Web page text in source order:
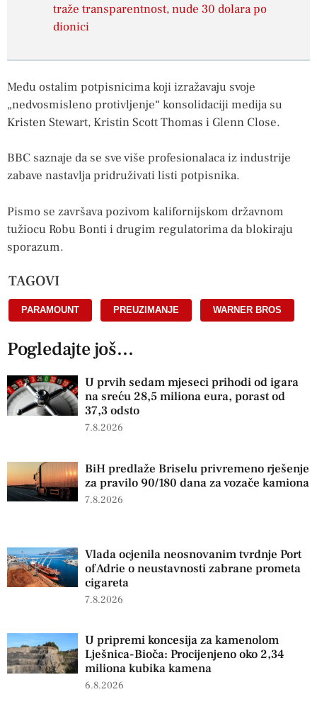
traže transparentnost, nude 30 dolara po
dionici
Među ostalim potpisnicima koji izražavaju svoje
„nedvosmisleno protivljenje“ konsolidaciji medija su
Kristen Stewart, Kristin Scott Thomas i Glenn Close.
BBC saznaje da se sve više profesionalaca iz industrije
zabave nastavlja pridruživati ​​listi potpisnika.
Pismo se završava pozivom kalifornijskom državnom
tužiocu Robu Bonti i drugim regulatorima da blokiraju
sporazum.
TAGOVI
PARAMOUNT PREUZIMANJE WARNER BROS
Pogledajte još...
U prvih sedam mjeseci prihodi od igara
na sreću 28,5 miliona eura, porast od
37,3 odsto
7.8.2026
BiH predlaže Briselu privremeno rješenje
za pravilo 90/180 dana za vozače kamiona
7.8.2026
Vlada ocjenila neosnovanim tvrdnje Port
of Adrie o neustavnosti zabrane prometa
cigareta
7.8.2026
U pripremi koncesija za kamenolom
Lješnica-Bioča: Procijenjeno oko 2,34
miliona kubika kamena
6.8.2026